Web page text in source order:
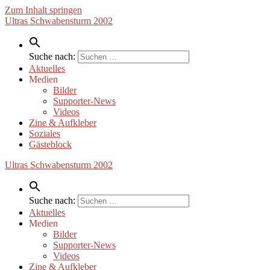
Zum Inhalt springen
Ultras Schwabensturm 2002
Suche nach:
Aktuelles
Medien
Bilder
Supporter-News
Videos
Zine & Aufkleber
Soziales
Gästeblock
Ultras Schwabensturm 2002
Suche nach:
Aktuelles
Medien
Bilder
Supporter-News
Videos
Zine & Aufkleber